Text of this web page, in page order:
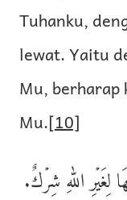
Tuhanku,
lewat. Yaitu
Mu,
Mu.[10]
لِغَيۡرِ اللهِ شِرۡكٌ.